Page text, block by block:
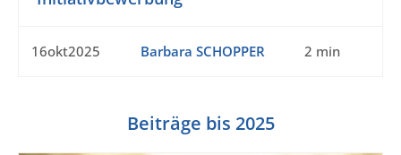
16okt2025 Barbara SCHOPPER 2 min
Beiträge bis 2025